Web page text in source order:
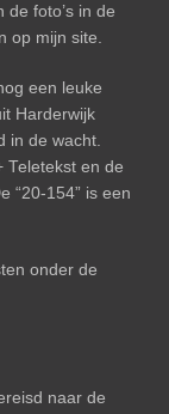
foto’s in de
op mijn site.
een leuke
Harderwijk
in de wacht.
Teletekst en de
“20-154” is een
onder de
naar de